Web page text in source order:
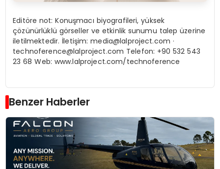
Editöre not: Konuşmacı biyografileri, yüksek
çözünürlüklü görseller ve etkinlik sunumu talep üzerine
iletilmektedir. İletişim:media@lalproject.com ·
technoference@lalproject.com Telefon: +90 532 543
23 68 Web: www.lalproject.com/technoference
Benzer Haberler